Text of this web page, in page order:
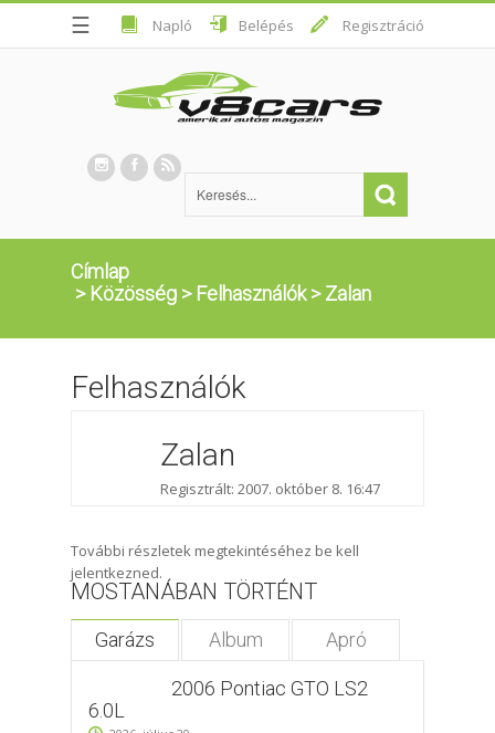
☰ Napló Belépés Regisztráció
Címlap
> Közösség > Felhasználók>Zalan
Felhasználók
Zalan
Regisztrált: 2007. október 8. 16:47
További részletek megtekintéséhez be kell
jelentkezned.
MOSTANÁBAN TÖRTÉNT
Garázs Album Apró
2006 Pontiac GTO LS2
6.0L